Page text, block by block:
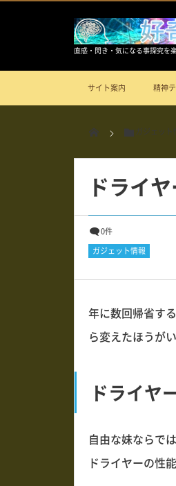
直感・閃き・気になる事探究を
サイト案内 精神
ガジェット
ドライ
0件
ガジェット情報
年に数回帰省す
ら変えたほうが
ドライヤ
自由な妹ならで
ドライヤーの性